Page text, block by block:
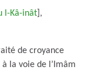
l-Kâ-inât ],
de croyance
la voie de l’Imâm